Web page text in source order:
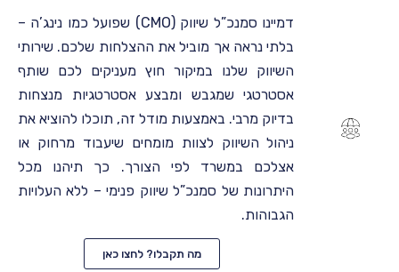
דמיינו סמנכ”ל שיווק (CMO) שפועל כמו נינג’ה –
בלתי נראה אך מוביל את ההצלחות שלכם. שירותי
השיווק שלנו במיקור חוץ מעניקים לכם שותף
אסטרטגי שמגבש ומבצע אסטרטגיות מנצחות
בדיוק מרבי. באמצעות מודל זה, תוכלו להוציא את
ניהול השיווק לצוות מומחים שיעבוד מרחוק או
אצלכם במשרד לפי הצורך. כך תיהנו מכל
היתרונות של סמנכ”ל שיווק פנימי – ללא העלויות
הגבוהות.
מה תקבלו? לחצו כאן